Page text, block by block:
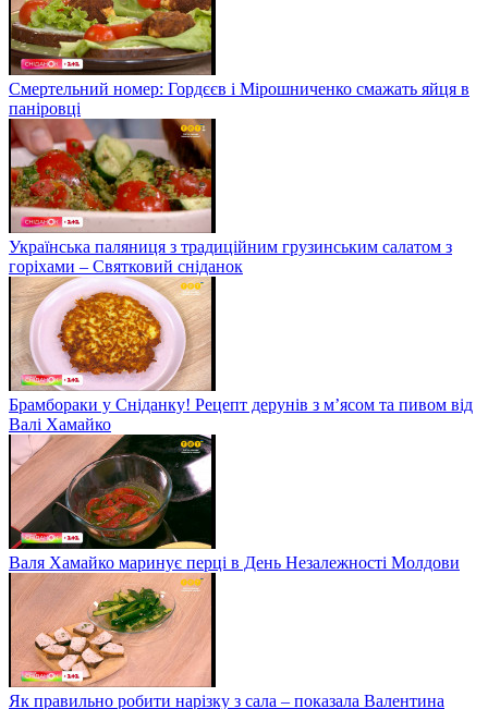
Смертельний номер: Гордєєв і Мірошниченко смажать яйця в
паніровці
Українська паляниця з традиційним грузинським салатом з
горіхами – Святковий сніданок
Брамбораки у Сніданку! Рецепт дерунів з м’ясом та пивом від
Валі Хамайко
Валя Хамайко маринує перці в День Незалежності Молдови
Як правильно робити нарізку з сала – показала Валентина